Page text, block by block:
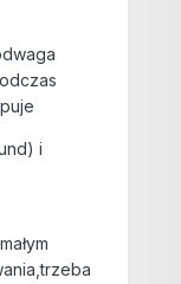
i